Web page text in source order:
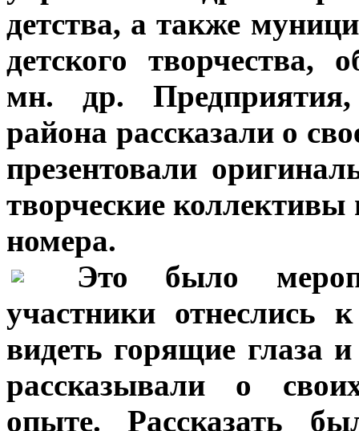
детства, а также
детского творчества,
мн. др. Предприятия,
района рассказали о
презентовали
творческие
номера.
Это было
участники
видеть горящие глаза
рассказывали о
опыте. Рассказать